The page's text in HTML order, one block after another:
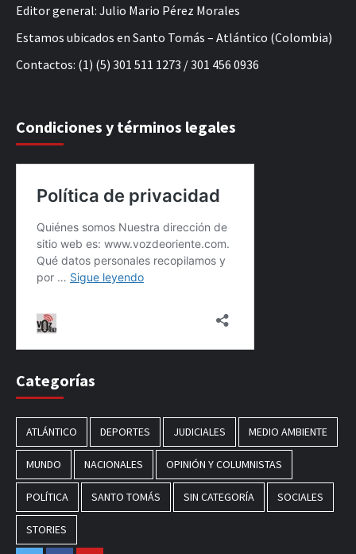
Editor general: Julio Mario Pérez Morales
Estamos ubicados en Santo Tomás – Atlántico (Colombia)
Contactos: (1) (5) 301 511 1273 / 301 456 0936
Condiciones y términos legales
Categorías
ATLÁNTICO DEPORTES JUDICIALES MEDIO AMBIENTE
MUNDO NACIONALES OPINIÓN Y COLUMNISTAS
POLÍTICA SANTO TOMÁS SIN CATEGORÍA SOCIALES
STORIES